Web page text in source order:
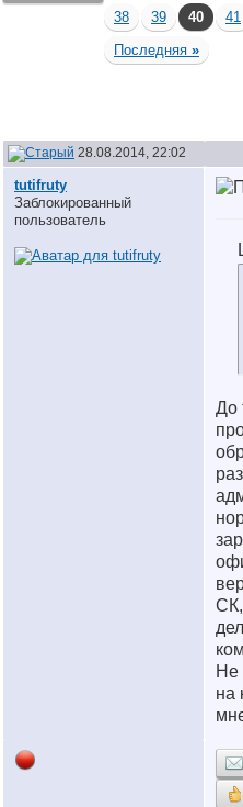
38
39 40 41
Последняя »
28.08.2014, 22:02
tutifruty
Заблокированный
пользователь
До
Не
на